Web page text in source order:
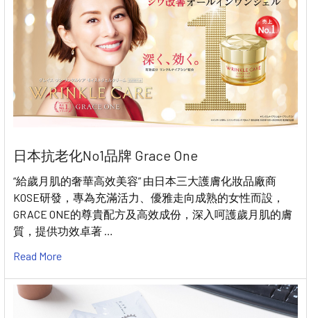
日本抗老化No1品牌 Grace One
“給歲月肌的奢華高效美容” 由日本三大護膚化妝品廠商
KOSE研發，專為充滿活力、優雅走向成熟的女性而設，
GRACE ONE的尊貴配方及高效成份，深入呵護歲月肌的膚
質，提供功效卓著 …
Read More